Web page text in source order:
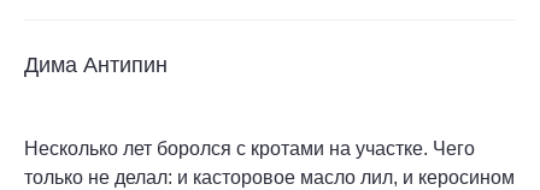
Дима Антипин
Несколько лет боролся с кротами на участке. Чего
только не делал: и касторовое масло лил, и керосином